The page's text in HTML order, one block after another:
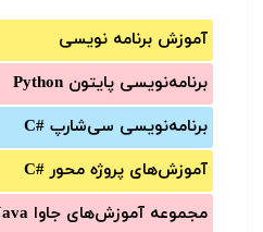
آموزش برنامه نویسی
برنامه‌نویسی پایتون Python
برنامه‌‌نویسی سی‌شارپ C#‎
آموزش‌های پروژه محور #C
مجموعه آموزش‌های جاوا Java